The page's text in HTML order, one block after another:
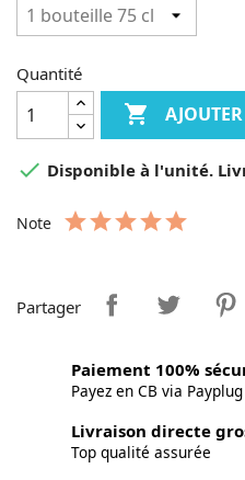
Quantité

 Disponible à l'unité.
Note
Partager
Paiement 100%
Payez en CB via Payplug
Livraison directe
Top qualité assurée